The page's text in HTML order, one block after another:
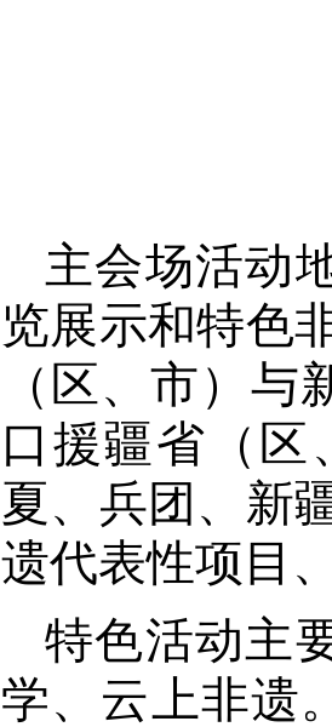
主会场活动
览展示和特色
（区、市）
口援疆省（
夏、兵团、新
遗代表性项目
特色活动主
学、云上非遗